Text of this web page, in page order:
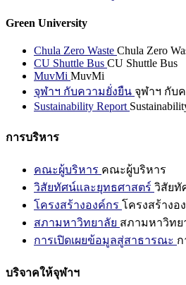
Green University
Chula Zero Waste Chula Zero
CU Shuttle Bus CU Shuttle Bus
MuvMi MuvMi
จุฬาฯ กับความยั่งยืน จุฬาฯ กับ
Sustainability Report
การบริหาร
คณะผู้บริหาร คณะผู้บริหาร
วิสัยทัศน์และยุทธศาสตร์ วิสัยทั
โครงสร้างองค์กร โครงสร้างอ
สภามหาวิทยาลัย สภามหาวิทย
การเปิดเผยข้อมูลสู่สาธารณะ ก
บริจาคให้จุฬาฯ